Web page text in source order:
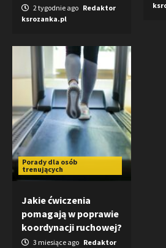
2 tygodnie ago Redaktor
ksrozanka.pl
Porady dla osób
trenujących
Jakie ćwiczenia
pomagają w poprawie
koordynacji ruchowej?
3 miesiące ago Redaktor